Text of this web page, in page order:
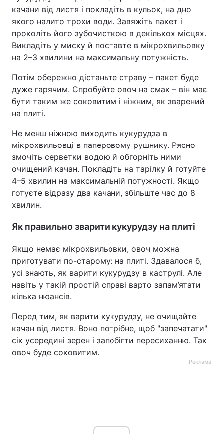
качани від листя і покладіть в кульок, на дно
якого налито трохи води. Завяжіть пакет і
проколіть його зубочисткою в декількох місцях.
Викладіть у миску й поставте в мікрохвильовку
на 2–3 хвилини на максимальну потужність.
Потім обережно дістаньте страву – пакет буде
дуже гарячим. Спробуйте овоч на смак – він має
бути таким же соковитим і ніжним, як зварений
на плиті.
Не менш ніжною виходить кукурудза в
мікрохвильовці в паперовому рушнику. Рясно
змочіть серветки водою й обгорніть ними
очищений качан. Покладіть на тарілку й готуйте
4–5 хвилин на максимальній потужності. Якщо
готуєте відразу два качани, збільште час до 8
хвилин.
Як правильно зварити кукурудзу на плиті
Якщо немає мікрохвильовки, овоч можна
приготувати по-старому: на плиті. Здавалося б,
усі знають, як варити кукурудзу в каструлі. Але
навіть у такій простій справі варто запам’ятати
кілька нюансів.
Перед тим, як варити кукурудзу, не очищайте
качан від листя. Воно потрібне, щоб "запечатати"
сік усередині зерен і запобігти пересиханню. Так
овоч буде соковитим.
Реклама